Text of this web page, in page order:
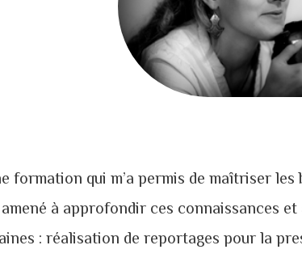
formation qui m’a permis de maîtriser
à approfondir ces connaissances
: réalisation de reportages pour la